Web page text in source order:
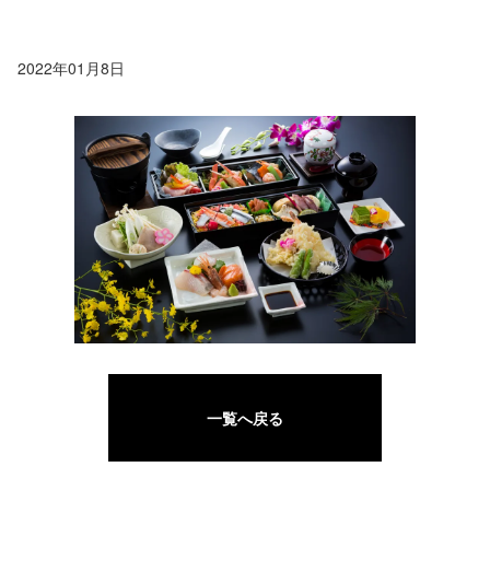
2022年01月8日
一覧へ戻る